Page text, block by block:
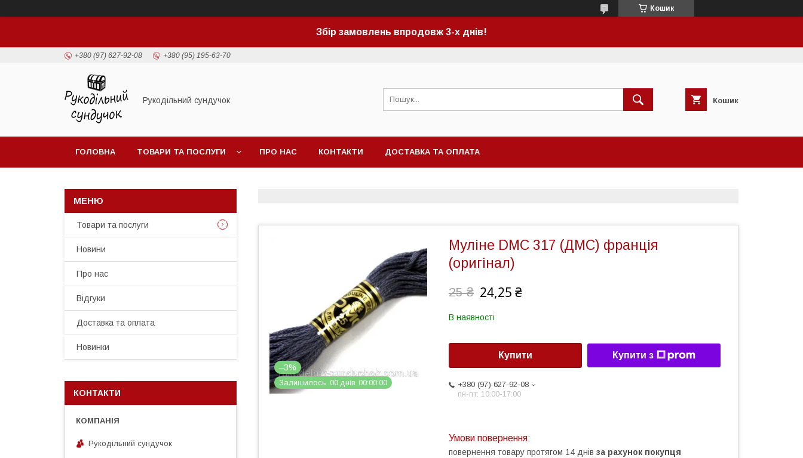
Кошик
Збір замовлень впродовж 3-х днів!
+380 (97) 627-92-08 +380 (95) 195-63-70
Рукодільний сундучок Кошик
ГОЛОВНА ТОВАРИ ТА ПОСЛУГИ ПРО НАС КОНТАКТИ ДОСТАВКА ТА ОПЛАТА
–3%
Залишилось 00 днів 00 00 00
Муліне DMC 317 (ДМС) франція
(оригінал)
25 ₴ 24,25 ₴
В наявності
Купити Купити з
+380 (97) 627-92-08
пн-пт: 10:00-17:00
повернення товару протягом 14 днів за рахунок покупця
Товари та послуги
Новини
Про нас
Відгуки
Доставка та оплата
Новинки
КОНТАКТИ
Рукодільний сундучок